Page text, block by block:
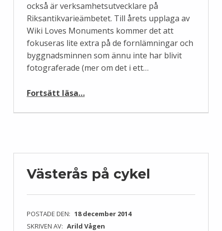
också är verksamhetsutvecklare på
Riksantikvarieämbetet. Till årets upplaga av
Wiki Loves Monuments kommer det att
fokuseras lite extra på de fornlämningar och
byggnadsminnen som ännu inte har blivit
fotograferade (mer om det i ett…
Fortsätt läsa“Hjälp oss förbereda årets Wiki Loves Monuments!”
…
Västerås på cykel
POSTADE DEN: 18 december 2014
SKRIVEN AV: Arild Vågen